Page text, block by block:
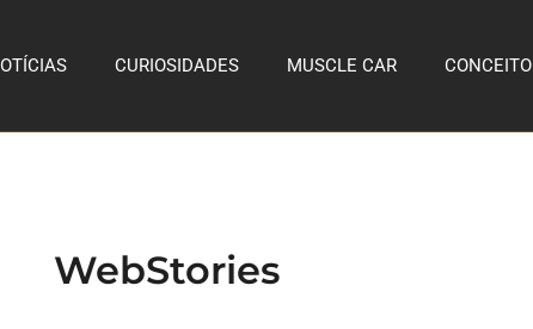
CURIOSIDADES MUSCLE CAR CONCEITO
WebStories